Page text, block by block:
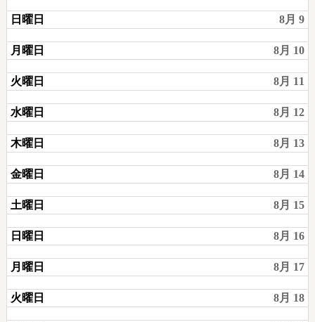
6th
8
月
2026
日曜日 8月 9
月曜日 8月 10
火曜日 8月 11
水曜日 8月 12
木曜日 8月 13
金曜日 8月 14
土曜日 8月 15
日曜日 8月 16
月曜日 8月 17
火曜日 8月 18